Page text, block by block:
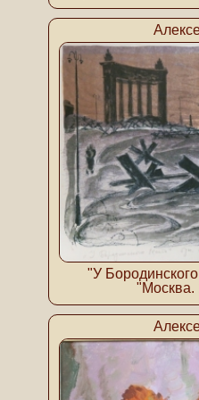
"У
"Москва.